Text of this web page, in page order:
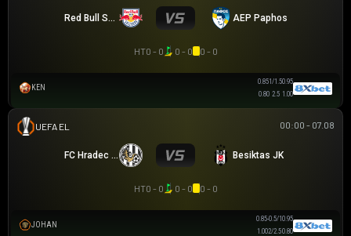
Red Bull Salzburg AEP Paphos
HT0 - 0 0 - 0 0 - 0
KEN
0.851/1.50.95
0.80 2.5 1.00
00:00 - 07.08
FC Hradec Králové Besiktas JK
HT0 - 0 0 - 0 0 - 0
JOHAN
0.83-0.5/1 0.98
1.032/2.50.78